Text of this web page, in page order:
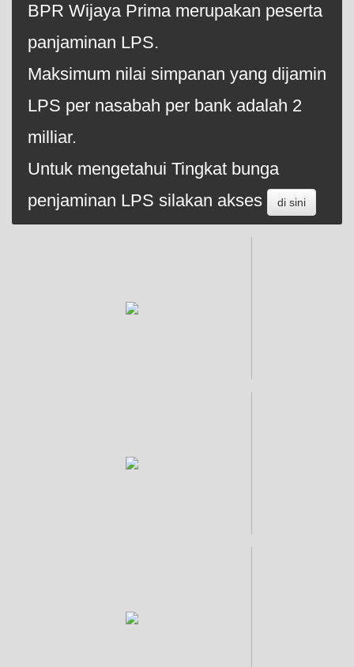
BPR Wijaya Prima merupakan peserta
panjaminan LPS.
Maksimum nilai simpanan yang dijamin
LPS per nasabah per bank adalah 2
milliar.
Untuk mengetahui Tingkat bunga
penjaminan LPS silakan akses
di sini